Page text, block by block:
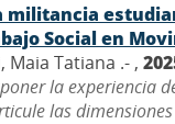
militancia
Social en
Tatiana .- ,
la experiencia
las